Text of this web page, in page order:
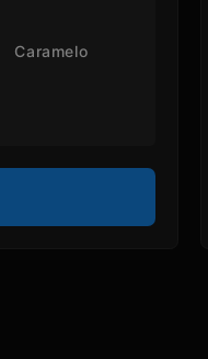
Caramelo